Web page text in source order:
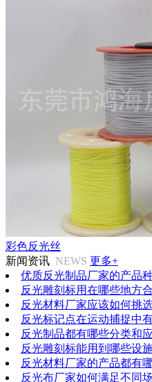
彩色反光丝
新闻资讯 NEWS 更多+
优质反光制品厂家的产品
反光雕刻标用在哪些地方
反光材料厂家应该如何挑
反光标记点在运动捕捉中
反光制品都有哪些分类和
反光雕刻标能用到哪些设
反光材料厂家的产品都有
反光布厂家如何满足不同